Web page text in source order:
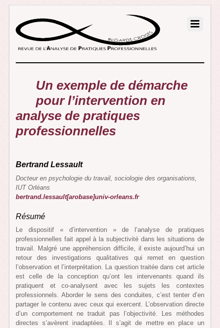
Un exemple de démarche
pour l’intervention en
analyse de pratiques
professionnelles
Bertrand Lessault
Docteur en psychologie du travail, sociologie des organisations,
IUT Orléans
bertrand.lessault[arobase]univ-orleans.fr
Résumé
Le dispositif « d’intervention » de l’analyse de pratiques
professionnelles fait appel à la subjectivité dans les situations de
travail. Malgré une appréhension difficile, il existe aujourd’hui un
retour des investigations qualitatives qui remet en question
l’observation et l’interprétation. La question traitée dans cet article
est celle de la conception qu’ont les intervenants quand ils
pratiquent et co-analysent avec les sujets les contextes
professionnels. Aborder le sens des conduites, c’est tenter d’en
partager le contenu avec ceux qui exercent. L’observation directe
d’un comportement ne traduit pas l’objectivité. Les méthodes
directes s’avèrent inadaptées. Il s’agit de mettre en place un